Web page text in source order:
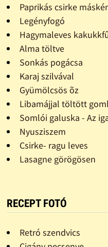
Paprikás csirke
Legényfogó
Hagymaleves
Alma töltve
Sonkás pogácsa
Karaj szilvával
Gyümölcsös õz
Libamájjal töltött
Somlói galuska - Az
Nyusziszem
Csirke- ragu leves
Lasagne görögösen
RECEPT FOTÓ
Retró szendvics